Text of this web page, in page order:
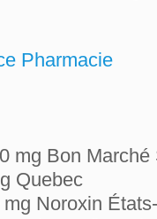
Pharmacie
mg Bon
Quebec
Noroxin